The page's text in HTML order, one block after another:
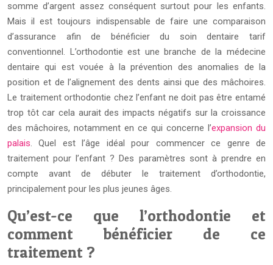
somme d’argent assez conséquent surtout pour les enfants.
Mais il est toujours indispensable de faire une comparaison
d’assurance afin de bénéficier du soin dentaire tarif
conventionnel. L’orthodontie est une branche de la médecine
dentaire qui est vouée à la prévention des anomalies de la
position et de l’alignement des dents ainsi que des mâchoires.
Le traitement orthodontie chez l’enfant ne doit pas être entamé
trop tôt car cela aurait des impacts négatifs sur la croissance
des mâchoires, notamment en ce qui concerne l’expansion du
palais. Quel est l’âge idéal pour commencer ce genre de
traitement pour l’enfant ? Des paramètres sont à prendre en
compte avant de débuter le traitement d’orthodontie,
principalement pour les plus jeunes âges.
Qu’est-ce que l’orthodontie et
comment bénéficier de ce
traitement ?